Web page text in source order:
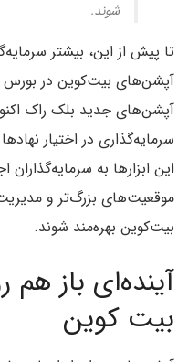
شوند.
تا پیش از این، بیشتر
آپشن‌های بیت‌کوین در بورس
آپشن‌های جدید بلک راک
سرمایه‌گذاری در اختیار
این ابزارها به سرمایه‌گذاران
موقعیت‌های بزرگ‌تر و مدیریت
بیت‌کوین بهره‌مند شوند.
آینده‌ای باز هم
بیت کوین